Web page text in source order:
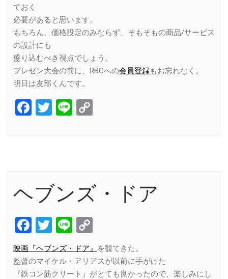
ておく
必要があると思います。
もちろん、価格設定のみならず、そもそもの商品/サービス
の設計にも
盛り込むべき視点でしょう。
プレゼン大会の前に、RBCへの会員登録もお忘れなく。
明日は友部くんです。
Facebook
Twitter
Line
ヘブンズ・ドア
Facebook
Twitter
Line
Link
映画『ヘブンズ・ドア』
を観てきた。
監督のマイケル・アリアスが以前に手がけた
『鉄コン筋クリート』がとても良かったので、楽しみにし